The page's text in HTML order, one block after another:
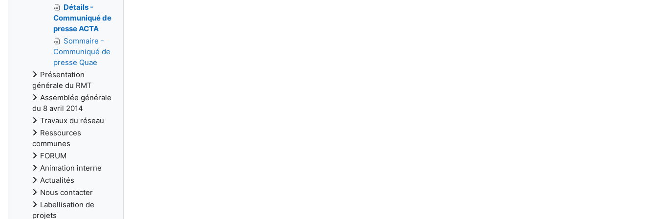
Détails -
Communiqué de
presse ACTA
Sommaire -
Communiqué de
presse Quae
Présentation
générale du RMT
Assemblée générale
du 8 avril 2014
Travaux du réseau
Ressources
communes
FORUM
Animation interne
Actualités
Nous contacter
Labellisation de
projets